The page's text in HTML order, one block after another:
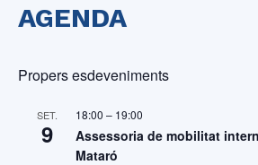
AGENDA
Propers esdeveniments
SET.
9
18:00 – 19:00
Assessoria de mobilitat
Mataró